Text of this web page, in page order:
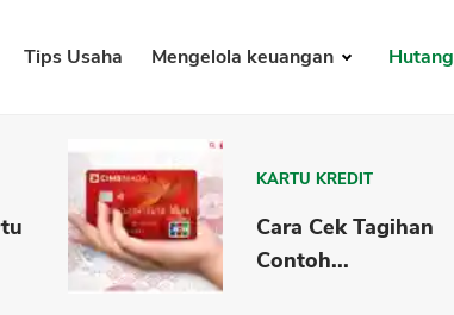
Tips Usaha Mengelola keuangan Hutang
KARTU KREDIT
Cara Cek Tagihan
Contoh...